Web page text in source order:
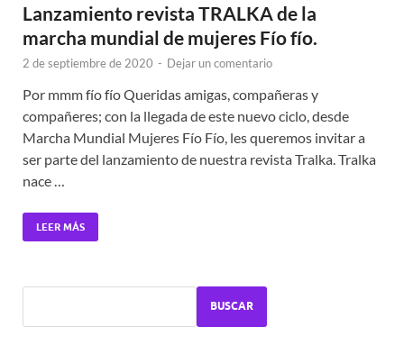
Lanzamiento revista TRALKA de la
marcha mundial de mujeres Fío fío.
2 de septiembre de 2020 - Dejar un comentario
Por mmm fío fío Queridas amigas, compañeras y
compañeres; con la llegada de este nuevo ciclo, desde
Marcha Mundial Mujeres Fío Fío, les queremos invitar a
ser parte del lanzamiento de nuestra revista Tralka. Tralka
nace …
LEER MÁS
BUSCAR